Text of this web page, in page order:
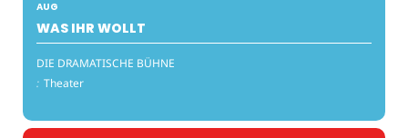
AUG
WAS IHR WOLLT
DIE DRAMATISCHE BÜHNE
: Theater